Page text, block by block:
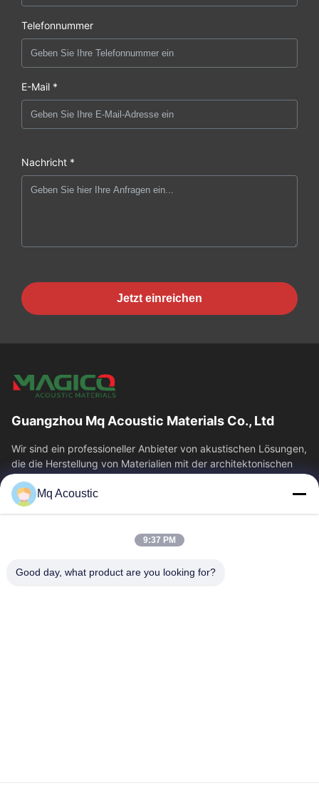
Telefonnummer
E-Mail *
Nachricht *
Jetzt einreichen
Guangzhou Mq Acoustic Materials Co., Ltd
Wir sind ein professioneller Anbieter von akustischen Lösungen,
die die Herstellung von Materialien mit der architektonischen
Akustik...
Schnelle Verbindungen
Über Uns
Werksbesichtigung
Qualitätskontrolle
Mq Acoustic
9:37 PM
Good day, what product are you looking for?